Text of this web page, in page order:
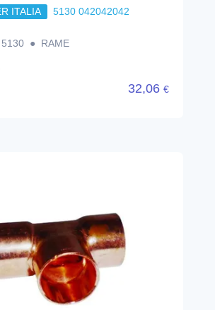
ITALIA 5130 042042042
● RAME
32,06 €